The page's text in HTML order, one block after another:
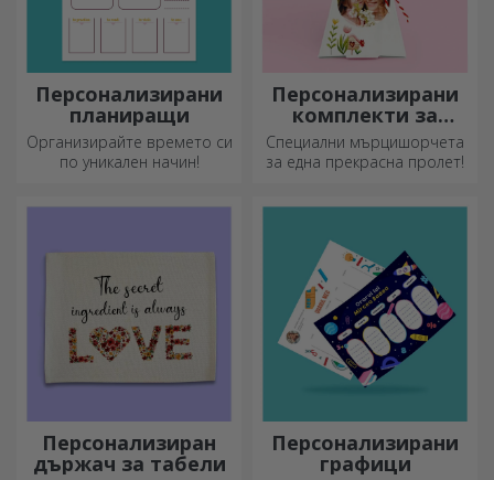
Персонализирани
планиращи
Организирайте времето си
по уникален начин!
Персонализирани
комплекти за
засаждане на
пирамидални
цветя
Специални мърцишорчета
за една прекрасна пролет!
Персонализиран
държач за табели
Персонализирани
графици